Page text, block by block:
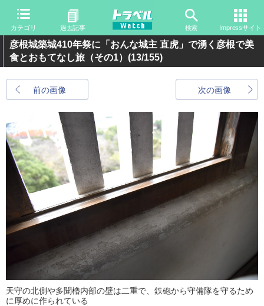
カテゴリ 過去記事 検索 Impressサイト
彦根城築城410年祭に「おんな城主 直虎」で湧く彦根で美
食とおもてなし旅（その1） (13/155)
前の画像 次の画像
天守の北側や多聞櫓内部の壁は二重で、鉄砲から守備隊を守るため
に厚めに作られている